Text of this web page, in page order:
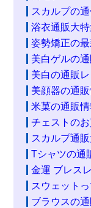
スカルプの
浴衣通販大
姿勢矯正の最
美白ゲルの
美白の通販
美顔器の通
米菓の通販
チェストの
スカルプ通
Tシャツの通
金運 ブレス
スウェット
ブラウスの